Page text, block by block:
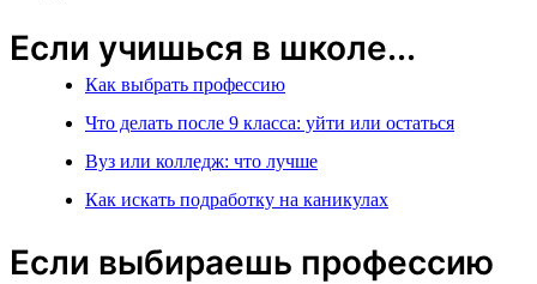
Если учишься в школе...
Как выбрать профессию
Что делать после 9 класса: уйти или остаться
Вуз или колледж: что лучше
Как искать подработку на каникулах
Если выбираешь профессию